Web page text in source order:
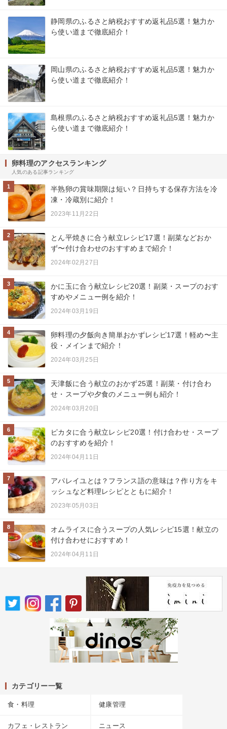
静岡県のふるさと納税おすすめ返礼品5選！魅力か
ら使い道まで徹底紹介！
岡山県のふるさと納税おすすめ返礼品5選！魅力か
ら使い道まで徹底紹介！
島根県のふるさと納税おすすめ返礼品5選！魅力か
ら使い道まで徹底紹介！
卵料理のアクセスランキング
人気のある記事ランキング
1
半熟卵の賞味期限は短い？日持ちする保存方法を冷
凍・冷蔵別に紹介！
2023年11月22日
2
とん平焼きに合う献立レシピ17選！副菜などおか
ず〜付け合わせのおすすめまで紹介！
2024年02月27日
3
かに玉に合う献立レシピ20選！副菜・スープのおす
すめやメニュー例を紹介！
2024年03月19日
4
卵料理の夕飯向き簡単おかずレシピ17選！軽め〜主
役・メインまで紹介！
2024年03月25日
5
天津飯に合う献立のおかず25選！副菜・付け合わ
せ・スープや夕食のメニュー例も紹介！
2024年03月20日
6
ピカタに合う献立レシピ20選！付け合わせ・スープ
のおすすめを紹介！
2024年04月11日
7
アパレイユとは？フランス語の意味は？作り方をキ
ッシュなど料理レシピとともに紹介！
2023年05月03日
8
オムライスに合うスープの人気レシピ15選！献立の
付け合わせにおすすめ！
2024年04月11日
カテゴリー一覧
食・料理 健康管理
カフェ・レストラン ニュース